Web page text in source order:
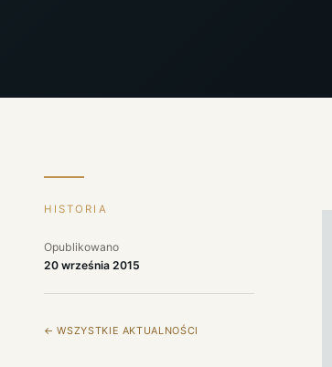
HISTORIA
Opublikowano
20 września 2015
← WSZYSTKIE AKTUALNOŚCI